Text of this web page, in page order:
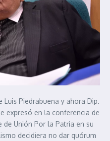
Luis Piedrabuena y ahora Dip.
expresó en la conferencia de
Unión Por la Patria en su
decidiera no dar quórum